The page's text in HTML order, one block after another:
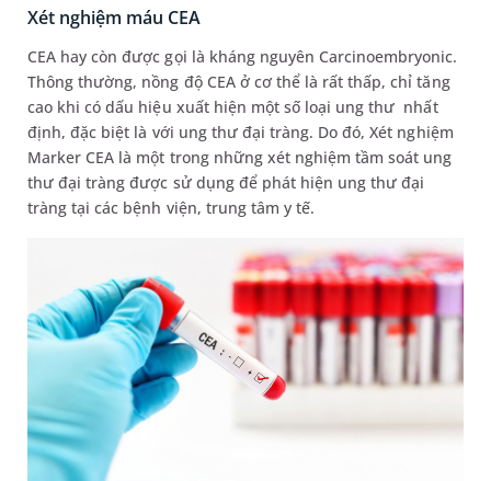
Xét nghiệm máu CEA
CEA hay còn được gọi là kháng nguyên Carcinoembryonic.
Thông thường, nồng độ CEA ở cơ thể là rất thấp, chỉ tăng
cao khi có dấu hiệu xuất hiện một số loại ung thư nhất
định, đặc biệt là với ung thư đại tràng. Do đó, Xét nghiệm
Marker CEA là một trong những xét nghiệm tầm soát ung
thư đại tràng được sử dụng để phát hiện ung thư đại
tràng tại các bệnh viện, trung tâm y tế.